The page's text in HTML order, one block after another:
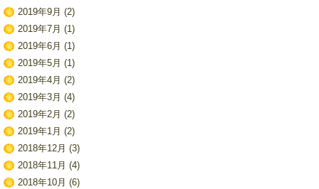
2019年9月 (2)
2019年7月 (1)
2019年6月 (1)
2019年5月 (1)
2019年4月 (2)
2019年3月 (4)
2019年2月 (2)
2019年1月 (2)
2018年12月 (3)
2018年11月 (4)
2018年10月 (6)